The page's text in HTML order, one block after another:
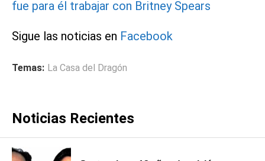
fue para él trabajar con Britney Spears
Sigue las noticias en Facebook
Temas: La Casa del Dragón
Noticias Recientes